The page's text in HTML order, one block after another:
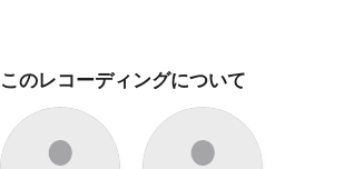
このレコーディングについて